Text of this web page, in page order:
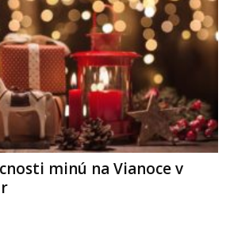
minú na Vianoce v